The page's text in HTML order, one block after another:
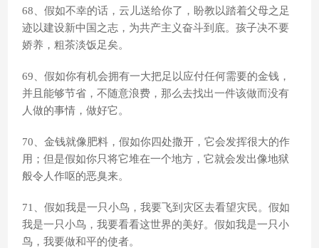
68、假如不幸的话，云儿送给你了，盼教以踏着父母之足
迹以建设新中国之志，为共产主义奋斗到底。孩子决不要
娇养，粗茶淡饭足矣。
69、假如你有机会拥有一大把足以应付任何需要的金钱，
并且能够节省，不随意浪费，那么去找出一件该做而没有
人做的事情，做好它。
70、金钱就像肥料，假如你四处撒开，它会发挥很大的作
用；但是假如你只将它堆在一个地方，它就会发出像地狱
般令人作呕的恶臭来。
71、假如我是一只小鸟，我要飞到灾区去看望灾民。假如
我是一只小鸟，我要看看这世界的美好。假如我是一只小
鸟，我要做和平的使者。